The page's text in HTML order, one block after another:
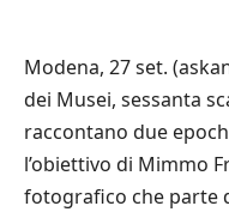
Modena, 27 set.
dei Musei, sessanta
raccontano due
l’obiettivo di Mimmo
fotografico che parte